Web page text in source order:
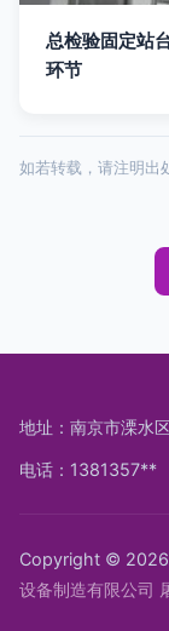
总检验固定站
环节
如若转载，请注明
地址：南京市溧水
电话：1381357**
Copyright © 2026
设备制造有限公司